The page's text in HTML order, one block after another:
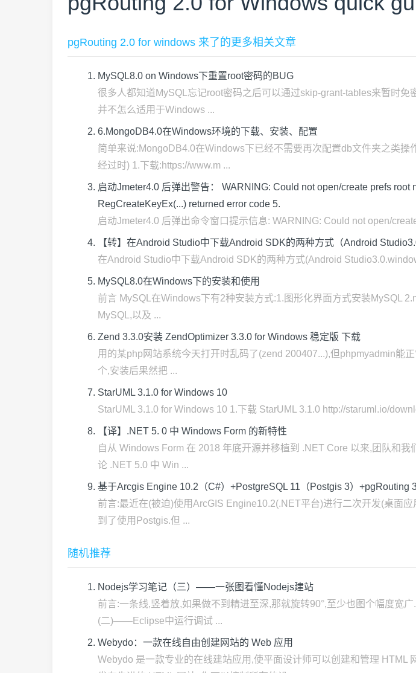
pgRouting 2.0 for windows 来了的更多相关文章
MySQL8.0 on Windows下重置root密码的BUG
很多人都知道MySQL忘记root密码之后可以通过skip-grant-tables来暂时
并不怎么适用于Windows ...
6.MongoDB4.0在Windows环境的下载、安装、配置
简单来说:MongoDB4.0在Windows下已经不需要再次配置db文件夹之类
经过时) 1.下载:https://www.m ...
启动Jmeter4.0 后弹出警告： WARNING: Could not open/create prefs
RegCreateKeyEx(...) returned error code 5.
启动Jmeter4.0 后弹出命令窗口提示信息: WARNING: Could not open/
【转】在Android Studio中下载Android SDK的两种方式（Android
在Android Studio中下载Android SDK的两种方式(Android
MySQL8.0在Windows下的安装和使用
前言 MySQL在Windows下有2种安装方式:1.图形化界面方式安装MySQL
MySQL,以及 ...
Zend 3.3.0安装 ZendOptimizer 3.3.0 for Windows 稳定版 下载
用的某php网站系统今天打开时乱码了(zend 200407...),但phpmyadmin能
个,安装后果然把 ...
StarUML 3.1.0 for Windows 10
StarUML 3.1.0 for Windows 10 1.下载 StarUML 3.1.0 http://staruml.io/
【译】.NET 5. 0 中 Windows Form 的新特性
自从 Windows Form 在 2018 年底开源并移植到 .NET Core 以来,团队和
论 .NET 5.0 中 Win ...
基于Arcgis Engine 10.2（C#）+PostgreSQL 11（Postgis 3）+pgRouting
前言:最近在(被迫)使用ArcGIS Engine10.2(.NET平台)进行二次开发(桌面
到了使用Postgis.但 ...
随机推荐
Nodejs学习笔记（三）——一张图看懂Nodejs建站
前言:一条线,竖着放,如果做不到精进至深,那就旋转90°,至少也图个幅度宽
(二)——Eclipse中运行调试 ...
Webydo：一款在线自由创建网站的 Web 应用
Webydo 是一款专业的在线建站应用,使平面设计师可以创建和管理